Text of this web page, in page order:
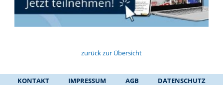
zurück zur Übersicht
KONTAKT IMPRESSUM AGB DATENSCHUTZ